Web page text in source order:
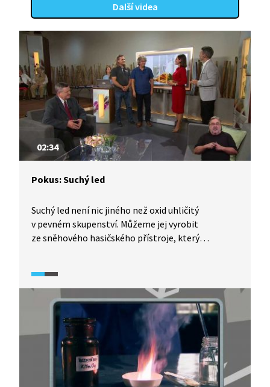
Další videa
02:34
Pokus: Suchý led
Suchý led není nic jiného než oxid uhličitý
v pevném skupenství. Můžeme jej vyrobit
ze sněhového hasičského přístroje, který
explodovat v uzavřené PET lahvi s vodou.